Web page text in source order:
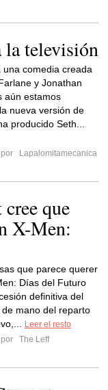
la televisión
una comedia creada
y Jonathan
aún estamos
nueva versión de
producido Seth...
Lapalomitamecanica
que
X-Men:
que parece querer
Días del Futuro
definitiva del
mano del reparto
Leer el resto
The Leff